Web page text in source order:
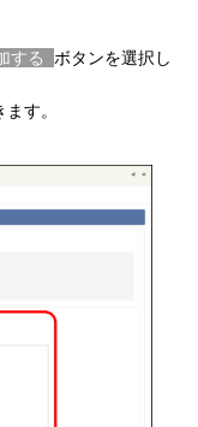
する ボタンを選択し
す。